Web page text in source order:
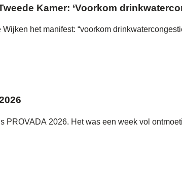
Kamer: ‘Voorkom
het manifest: “voorkom
2026. Het was een week vol